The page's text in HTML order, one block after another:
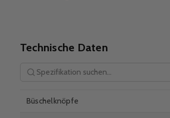
Technische Daten
Büschelknöpfe